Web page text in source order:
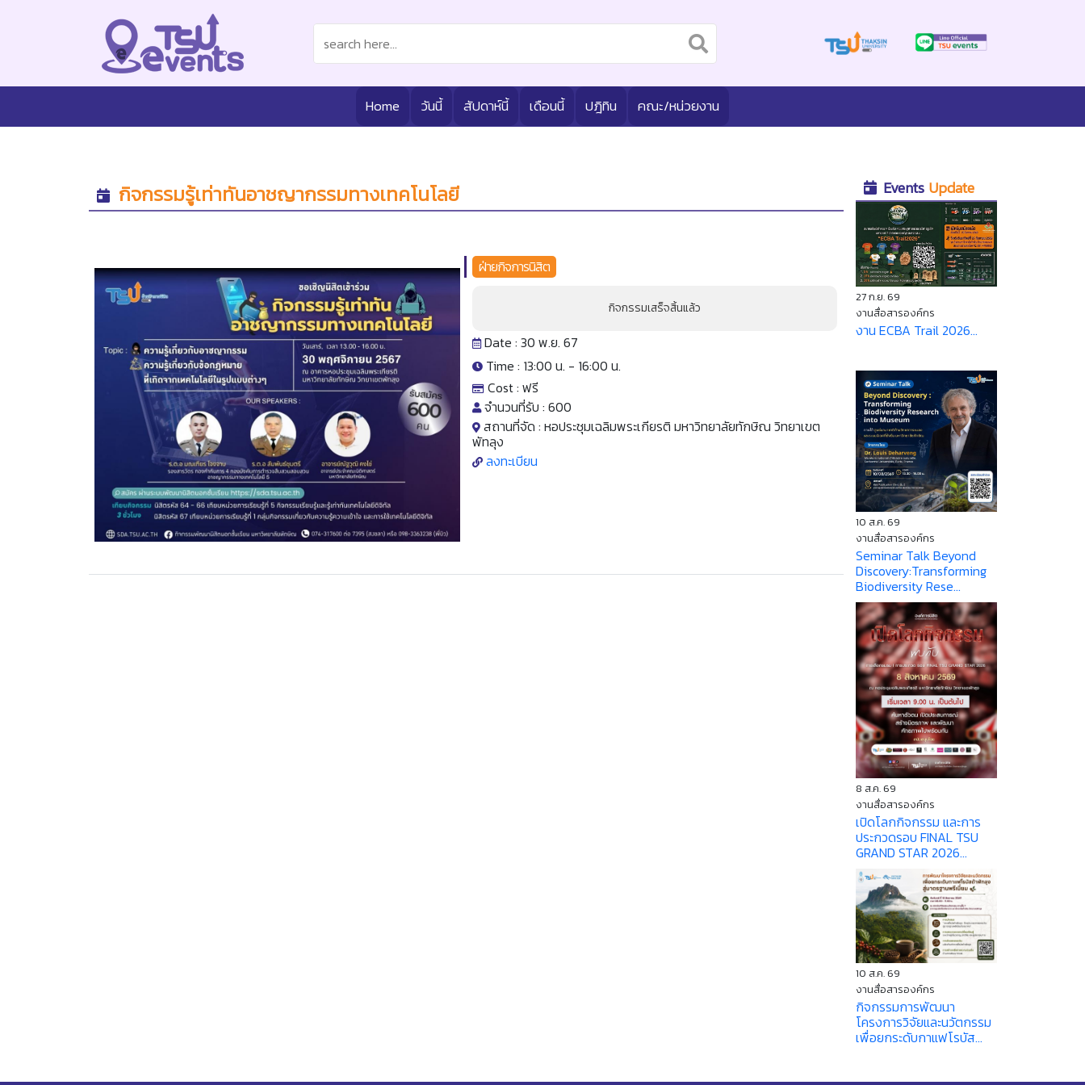
Home วันนี้ สัปดาห์นี้ เดือนนี้ ปฎิทิน คณะ/หน่วยงาน
กิจกรรมรู้เท่าทันอาชญากรรมทางเทคโนโลยี
ฝ่ายกิจการนิสิต
กิจกรรมเสร็จสิ้นแล้ว
Date : 30 พ.ย. 67
Time : 13:00 น. - 16:00 น.
Cost : ฟรี
จำนวนที่รับ : 600
สถานที่จัด : หอประชุมเฉลิมพระเกียรติ มหาวิทยาลัยทักษิณ วิทยาเขต
พัทลุง
ลงทะเบียน
Events Update
27 ก.ย. 69
งานสื่อสารองค์กร
งาน ECBA Trail 2026...
10 ส.ค. 69
งานสื่อสารองค์กร
Seminar Talk Beyond
Discovery:Transforming
Biodiversity Rese...
8 ส.ค. 69
งานสื่อสารองค์กร
เปิดโลกกิจกรรม และการ
ประกวดรอบ FINAL TSU
GRAND STAR 2026...
10 ส.ค. 69
งานสื่อสารองค์กร
กิจกรรมการพัฒนา
โครงการวิจัยและนวัตกรรม
เพื่อยกระดับกาแฟโรบัส...